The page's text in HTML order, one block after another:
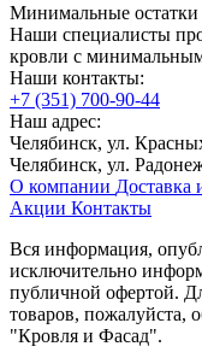
Минимальные остатки
Наши специалисты
кровли с
Наши контакты:
+7 (351) 700-90-44
Наш адрес:
Челябинск, ул.
Челябинск, ул.
О компании Доставка
Акции Контакты
Вся информация,
исключительно
публичной офертой.
товаров, пожалуйста,
"Кровля и Фасад".